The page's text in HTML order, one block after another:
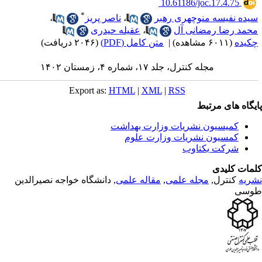
‎ 10.61186/joc.17.4.75
نفیسه منوچهری رهبر
،ناصر پریز *
،
رضا رمضانی آل
،عقیله حیدری
(۶۰۱۱ مشاهده) | متن کامل (PDF) (۲۰۴۶ دریافت)
مجله کنترل، جلد ۱۷، شماره ۴، زمستان ۱۴۰۲
Export as:HTML |XML|RSS
های مرتبط
کمیسیون نشریات وزارت بهداشت
کمسیون نشریات وزارت علوم
شرکت یکتاوب
کلیدی
کنترل, مجله علمی, مقاله علمی, دانشگاه خواجه نصیرالدین